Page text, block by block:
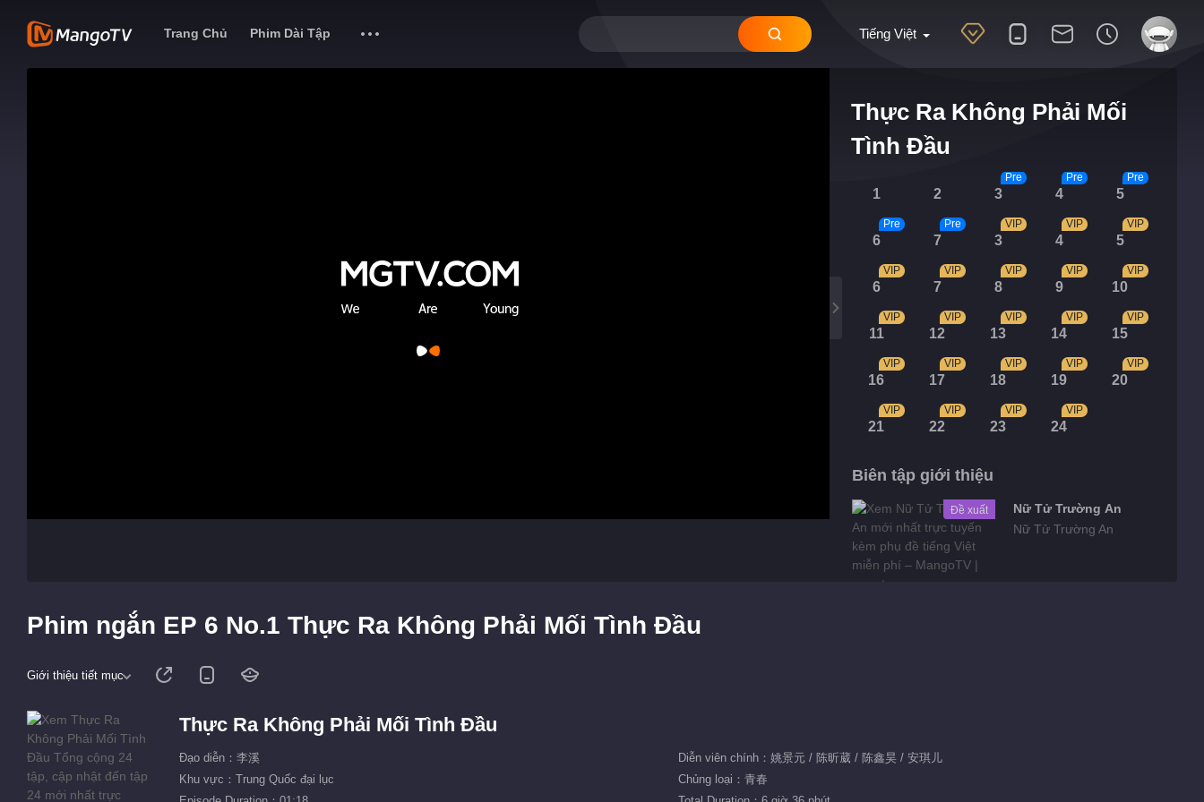
Tiếng Việt
Trang Chủ Phim Dài Tập
Thực Ra Không Phải Mối
Tình Đầu
1 2 3
Pre
4
Pre
5
Pre
6
Pre
7
Pre
3
VIP
4
VIP
5
VIP
6
VIP
7
VIP
8
VIP
9
VIP
10
VIP
11
VIP
12
VIP
13
VIP
14
VIP
15
VIP
16
VIP
17
VIP
18
VIP
19
VIP
20
VIP
21
VIP
22
VIP
23
VIP
24
VIP
Biên tập giới thiệu
Đề xuất
Nữ Tử Trường An
Nữ Tử Trường An
Phim ngắn EP 6 No.1 Thực Ra Không Phải Mối Tình Đầu
Giới thiệu tiết mục
Thực Ra Không Phải Mối Tình Đầu
Đạo diễn：李溪
Diễn viên chính：姚景元 / 陈昕葳 / 陈鑫昊 / 安琪儿
Khu vực：Trung Quốc đại lục
Chủng loại：青春